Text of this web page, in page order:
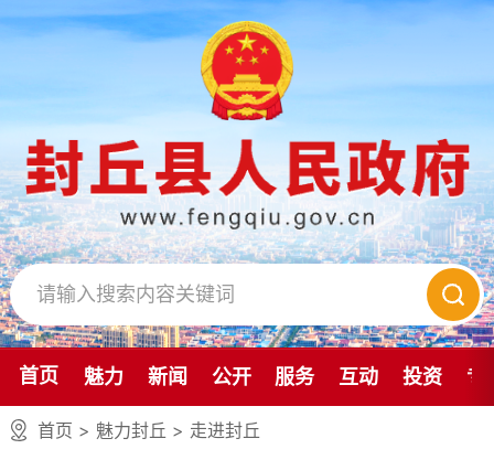
首页 魅力 新闻 公开 服务 互动 投资 专
首页 > 魅力封丘 > 走进封丘